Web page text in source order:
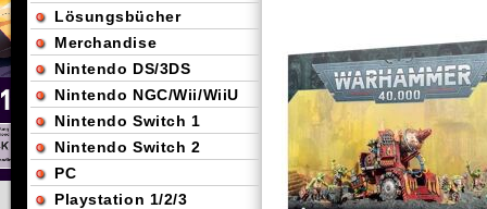
Lösungsbücher
Merchandise
Nintendo DS/3DS
Nintendo NGC/Wii/WiiU
Nintendo Switch 1
Nintendo Switch 2
PC
Playstation 1/2/3